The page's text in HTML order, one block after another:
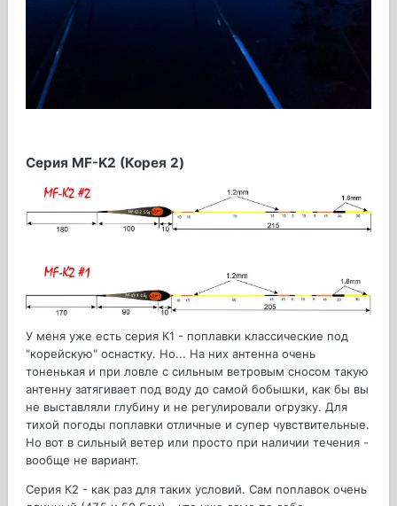
Серия MF-K2 (Корея 2)
У меня уже есть серия К1 - поплавки классические под
"корейскую" оснастку. Но... На них антенна очень
тоненькая и при ловле с сильным ветровым сносом такую
антенну затягивает под воду до самой бобышки, как бы вы
не выставляли глубину и не регулировали огрузку. Для
тихой погоды поплавки отличные и супер чувствительные.
Но вот в сильный ветер или просто при наличии течения -
вообще не вариант.
Серия К2 - как раз для таких условий. Сам поплавок очень